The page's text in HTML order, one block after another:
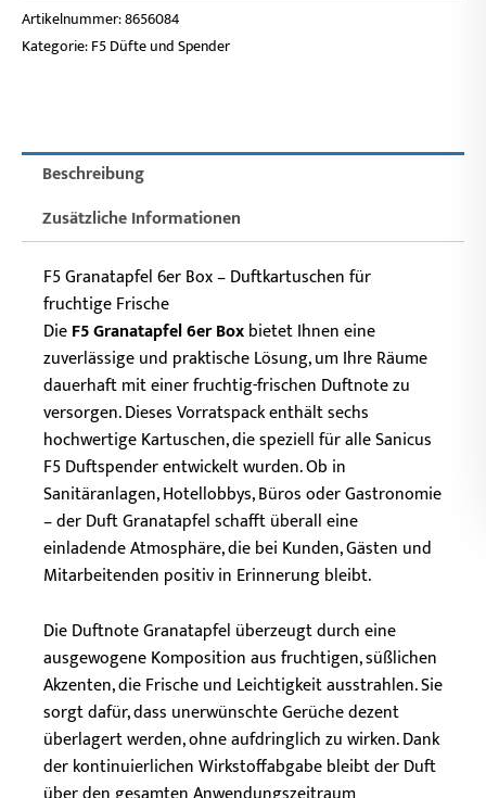
Artikelnummer:8656084
Kategorie:F5 Düfte und Spender
Beschreibung
Zusätzliche Informationen
F5 Granatapfel 6er Box – Duftkartuschen für
fruchtige Frische
DieF5 Granatapfel 6er Boxbietet Ihnen eine
zuverlässige und praktische Lösung, um Ihre Räume
dauerhaft mit einer fruchtig-frischen Duftnote zu
versorgen. Dieses Vorratspack enthält sechs
hochwertige Kartuschen, die speziell für alle Sanicus
F5 Duftspender entwickelt wurden. Ob in
Sanitäranlagen, Hotellobbys, Büros oder Gastronomie
– der Duft Granatapfel schafft überall eine
einladende Atmosphäre, die bei Kunden, Gästen und
Mitarbeitenden positiv in Erinnerung bleibt.
Die Duftnote Granatapfel überzeugt durch eine
ausgewogene Komposition aus fruchtigen, süßlichen
Akzenten, die Frische und Leichtigkeit ausstrahlen. Sie
sorgt dafür, dass unerwünschte Gerüche dezent
überlagert werden, ohne aufdringlich zu wirken. Dank
der kontinuierlichen Wirkstoffabgabe bleibt der Duft